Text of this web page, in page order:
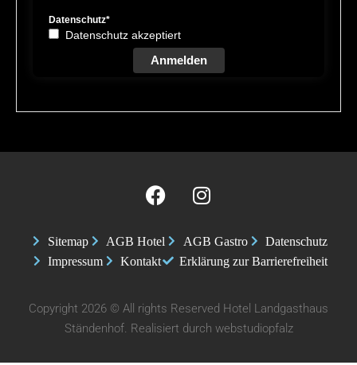
Datenschutz*
Datenschutz akzeptiert
Anmelden
Sitemap AGB Hotel AGB Gastro
Datenschutz
Impressum
Kontakt Erklärung zur Barrierefreiheit
Copyright 2026 © All rights Reserved Hotel Landgasthaus
Ständenhof. Realisiert durch webstudiopfalz